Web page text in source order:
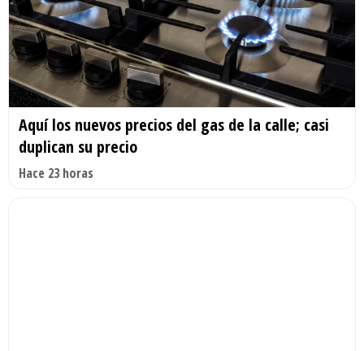
Aquí los nuevos precios del gas de la calle; casi
duplican su precio
Hace 23 horas